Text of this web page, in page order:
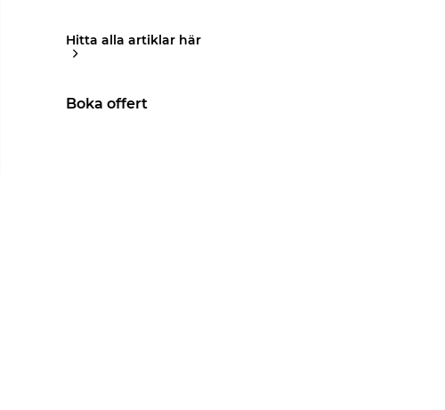
Hitta alla artiklar här
Boka offert